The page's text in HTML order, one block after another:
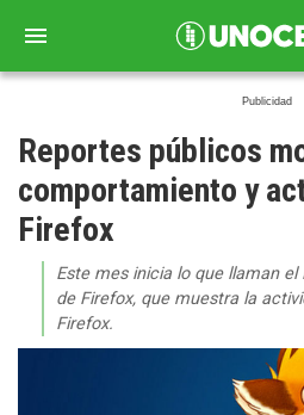
Reportes públicos
comportamiento y
Firefox
Este mes inicia lo que llaman
de Firefox, que muestra la
Firefox.